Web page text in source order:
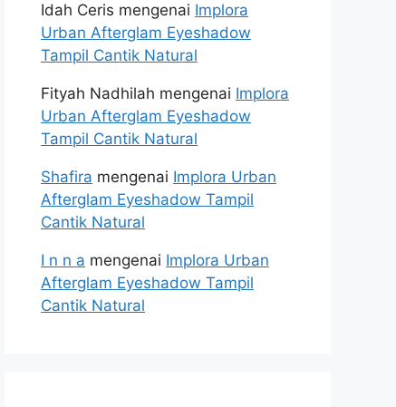
Idah Ceris mengenai Implora
Urban Afterglam Eyeshadow
Tampil Cantik Natural
Fityah Nadhilah mengenai Implora
Urban Afterglam Eyeshadow
Tampil Cantik Natural
Shafira mengenai Implora Urban
Afterglam Eyeshadow Tampil
Cantik Natural
I n n a mengenai Implora Urban
Afterglam Eyeshadow Tampil
Cantik Natural